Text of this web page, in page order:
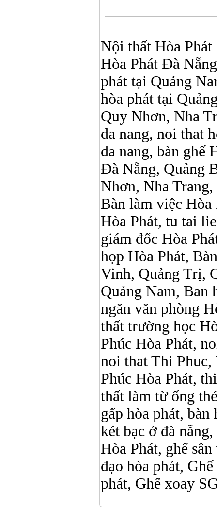
Nội thất Hòa
Hòa Phát Đà
phát tại Quảng
hòa phát tại
Quy Nhơn, Nha
da nang, noi that
da nang, bàn ghế
Đà Nẵng, Quảng
Nhơn, Nha
Bàn làm việc Hòa
Hòa Phát, tu tai
giám đốc Hòa
họp Hòa Phát,
Vinh, Quảng Trị,
Quảng Nam, Ban
ngăn văn phòng
thất trường học
Phúc Hòa Phát,
noi that Thi
Phúc Hòa Phát,
thất làm từ ống
gấp hòa phát, bàn
két bạc ở đà
Hòa Phát, ghế
đạo hòa phát,
phát, Ghế xoay